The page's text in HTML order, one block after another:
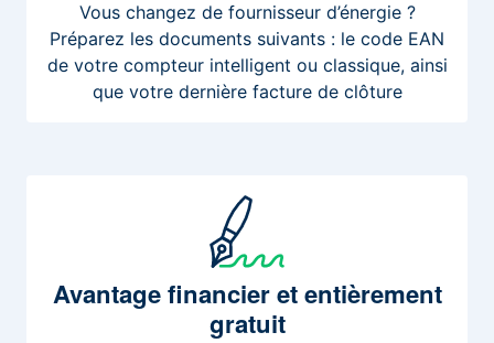
Vous changez de fournisseur d’énergie ?
Préparez les documents suivants : le code EAN
de votre compteur intelligent ou classique, ainsi
que votre dernière facture de clôture
Avantagefinancier et entièrement
gratuit